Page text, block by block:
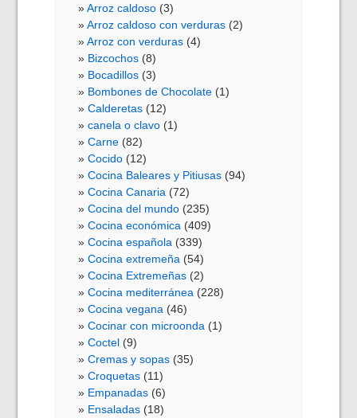
Arroz caldoso (3)
Arroz caldoso con verduras (2)
Arroz con verduras (4)
Bizcochos (8)
Bocadillos (3)
Bombones de Chocolate (1)
Calderetas (12)
canela o clavo (1)
Carne (82)
Cocido (12)
Cocina Baleares y Pitiusas (94)
Cocina Canaria (72)
Cocina del mundo (235)
Cocina económica (409)
Cocina española (339)
Cocina extremeña (54)
Cocina Extremeñas (2)
Cocina mediterránea (228)
Cocina vegana (46)
Cocinar con microonda (1)
Coctel (9)
Cremas y sopas (35)
Croquetas (11)
Empanadas (6)
Ensaladas (18)